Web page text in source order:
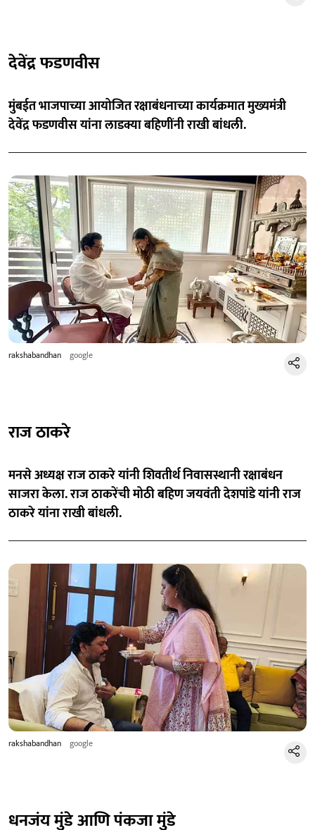
देवेंद्र फडणवीस
मुंबईत भाजपाच्या आयोजित रक्षाबंधनाच्या कार्यक्रमात मुख्यमंत्री
देवेंद्र फडणवीस यांना लाडक्या बहिणींनी राखी बांधली.
rakshabandhan google
राज ठाकरे
मनसे अध्यक्ष राज ठाकरे यांनी शिवतीर्थ निवासस्थानी रक्षाबंधन
साजरा केला. राज ठाकरेंची मोठी बहिण जयवंती देशपांडे यांनी राज
ठाकरे यांना राखी बांधली.
rakshabandhan google
धनजंय मुंडे आणि पंकजा मुंडे